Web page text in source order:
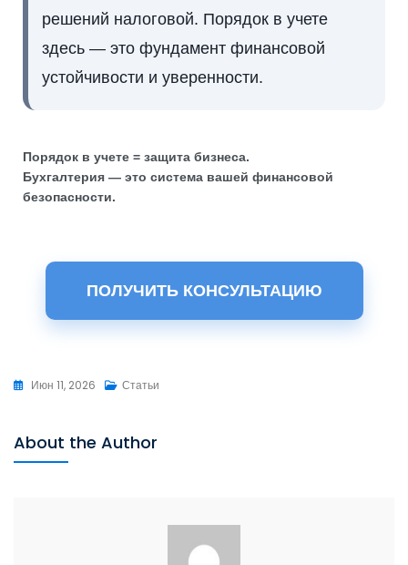
решений налоговой. Порядок в учете
здесь — это фундамент финансовой
устойчивости и уверенности.
Порядок в учете = защита бизнеса.
Бухгалтерия — это система вашей финансовой
безопасности.
ПОЛУЧИТЬ КОНСУЛЬТАЦИЮ
Июн 11, 2026 Статьи
About the Author